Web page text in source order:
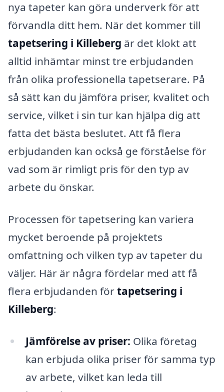
nya tapeter kan göra underverk för att
förvandla ditt hem. När det kommer till
tapetsering i Killeberg är det klokt att
alltid inhämtar minst tre erbjudanden
från olika professionella tapetserare. På
så sätt kan du jämföra priser, kvalitet och
service, vilket i sin tur kan hjälpa dig att
fatta det bästa beslutet. Att få flera
erbjudanden kan också ge förståelse för
vad som är rimligt pris för den typ av
arbete du önskar.
Processen för tapetsering kan variera
mycket beroende på projektets
omfattning och vilken typ av tapeter du
väljer. Här är några fördelar med att få
flera erbjudanden förtapetsering i
Killeberg:
Jämförelse av priser: Olika företag
kan erbjuda olika priser för samma typ
av arbete, vilket kan leda till